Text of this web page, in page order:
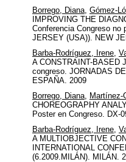
Borrego, Diana, Gómez-
IMPROVING THE
Conferencia Congreso no
JERSEY (USA)). NEW
Barba-Rodríguez, Irene,
A CONSTRAINT-BASED
congreso. JORNADAS
ESPAÑA. 2009
Borrego, Diana, Martínez-
CHOREOGRAPHY
Poster en Congreso. DX-
Barba-Rodríguez, Irene,
A MULTIOBJECTIVE
INTERNATIONAL
(6.2009.MILÁN). MILÁN.